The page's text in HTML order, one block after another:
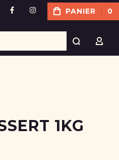
facebookinstagram PANIER 0
1KG